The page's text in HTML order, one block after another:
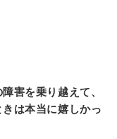
害を乗り越えて、
は本当に嬉しかっ